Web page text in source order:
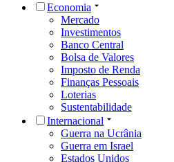
Economia
Mercado
Investimentos
Banco Central
Bolsa de Valores
Imposto de Renda
Finanças Pessoais
Loterias
Sustentabilidade
Internacional
Guerra na Ucrânia
Guerra em Israel
Estados Unidos